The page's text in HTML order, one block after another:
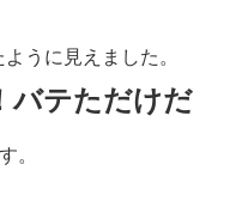
ように見えました。
バテただけだ
。